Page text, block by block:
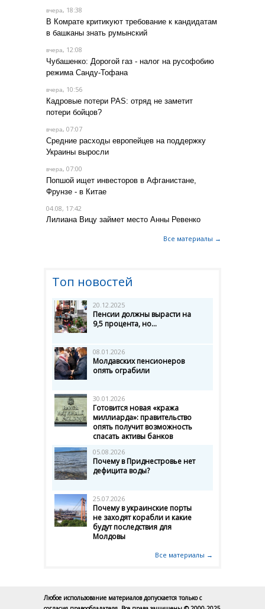
вчера, 18:38
В Комрате критикуют требование к кандидатам
в башканы знать румынский
вчера, 12:08
Чубашенко: Дорогой газ - налог на русофобию
режима Санду-Тофана
вчера, 10:56
Кадровые потери PAS: отряд не заметит
потери бойцов?
вчера, 07:07
Средние расходы европейцев на поддержку
Украины выросли
вчера, 07:00
Попшой ищет инвесторов в Афганистане,
Фрунзе - в Китае
04.08, 17:42
Лилиана Вицу займет место Анны Ревенко
Все материалы →
Топ новостей
20.12.2025
Пенсии должны вырасти на
9,5 процента, но...
08.01.2026
Молдавских пенсионеров
опять ограбили
30.01.2026
Готовится новая «кража
миллиарда»: правительство
опять получит возможность
спасать активы банков
05.08.2026
Почему в Приднестровье нет
дефицита воды?
25.07.2026
Почему в украинские порты
не заходят корабли и какие
будут последствия для
Молдовы
Все материалы →
Любое использование материалов допускается только с